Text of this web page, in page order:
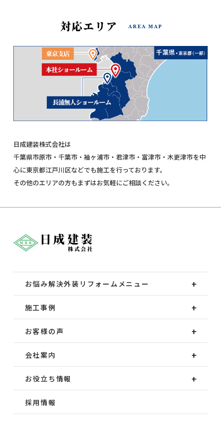
日成建装株式会社は
千葉県市原市・千葉市・袖ヶ浦市・君津市・富津市・木更津市を中
心に東京都江戸川区などでも施工を行っております。
その他のエリアの方もまずはお気軽にご相談ください。
お悩み解決外装 リフォームメニュー
施工事例
お客様の声
会社案内
お役立ち情報
採用情報